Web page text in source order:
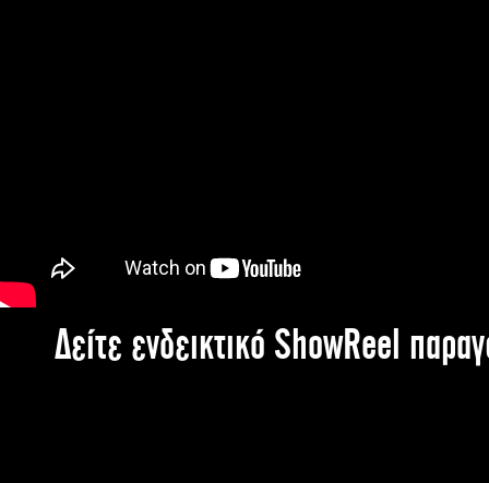
Δείτε ενδεικτικό ShowReel